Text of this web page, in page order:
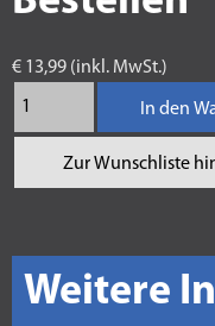
€ 13,99 (inkl. MwSt.)
In den
Zur Wunschliste
Weitere